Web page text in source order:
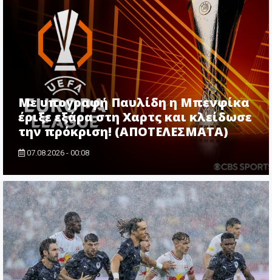
Με υπογραφή Παυλίδη η Μπενφίκα
έριξε εξάρα στη Χαρτς και κλείδωσε
την πρόκριση! (ΑΠΟΤΕΛΕΣΜΑΤΑ)
07.08.2026 - 00:08